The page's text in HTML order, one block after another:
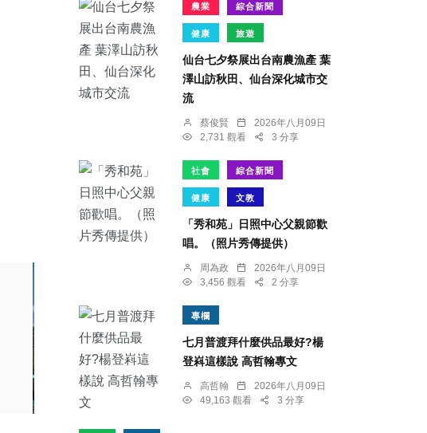
農業 綜合新聞
健康 旅遊
仙台七夕祭展出台南農漁產 葉
澤山訪秋田、仙台深化城市交
流
蔡俊賢
2026年八月09日
2,731 觀看
3 分享
社會 綜合新聞
健康 文教
「秀和苑」日照中心父親節歡
唱。（照片秀傳提供）
周為政
2026年八月09日
3,456 觀看
2 分享
專欄
七月普渡拜什麼供品最好?楊
登嵙這樣說 高哲翰專文
高哲翰
2026年八月09日
49,163 觀看
3 分享